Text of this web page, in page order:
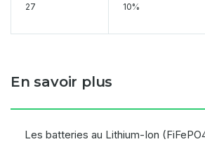
27 10%
En savoir plus
Les batteries au Lithium-Ion